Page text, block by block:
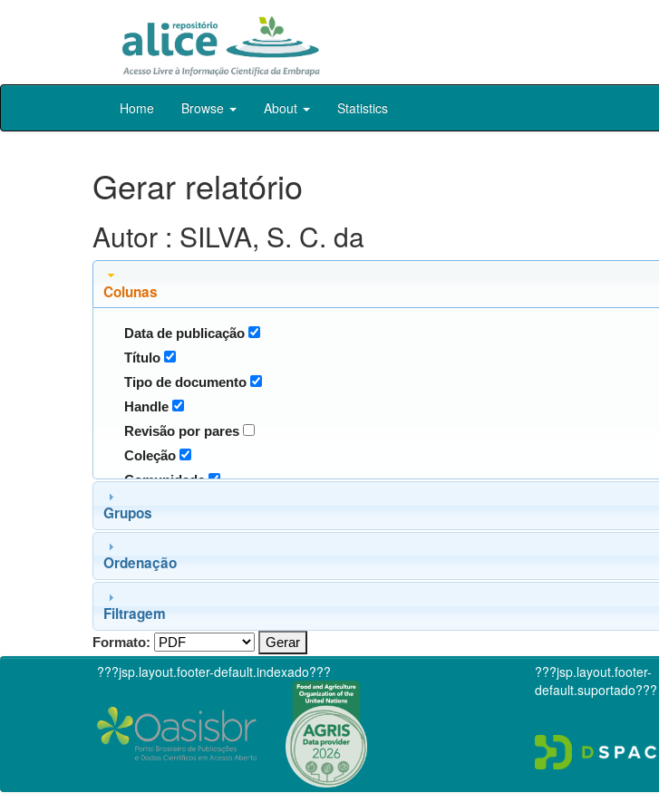
Skip
Home Browse About Statistics
Gerar relatório
Autor : SILVA, S. C. da
Colunas
Data de publicação
Título
Tipo de documento
Handle
Revisão por pares
Coleção
Comunidade
Grupos
Ordenação
Filtragem
Formato:
???jsp.layout.footer-default.indexado???
???jsp.layout.footer-
default.suportado???